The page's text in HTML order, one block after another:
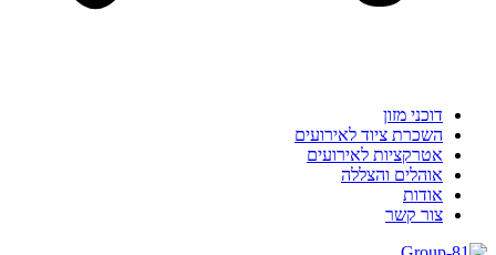
דוכני מזון
השכרת ציוד לאירועים
אטרקציות לאירועים
אוהלים והצללה
אודות
צור קשר